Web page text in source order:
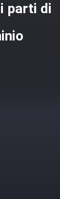
parti di